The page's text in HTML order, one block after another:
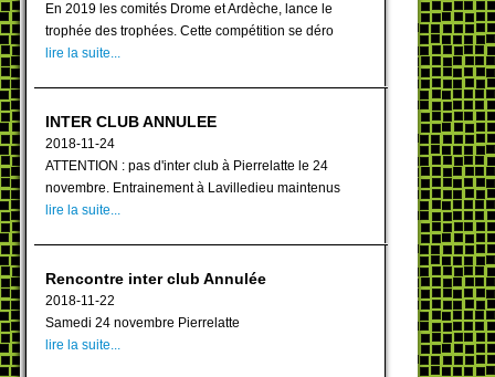
En 2019 les comités Drome et Ardèche, lance le
trophée des trophées. Cette compétition se déro
lire la suite...
INTER CLUB ANNULEE
2018-11-24
ATTENTION : pas d'inter club à Pierrelatte le 24
novembre. Entrainement à Lavilledieu maintenus
lire la suite...
Rencontre inter club Annulée
2018-11-22
Samedi 24 novembre Pierrelatte
lire la suite...